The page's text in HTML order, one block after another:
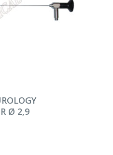
Ø 2,9